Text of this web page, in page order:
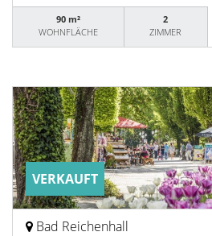
90 m²
WOHNFLÄCHE
2
ZIMMER
VERKAUFT
Bad Reichenhall